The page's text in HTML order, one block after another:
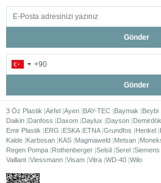
Gönder
Gönder
3 Öz Plastik Airfel Ayen BAY-TEC Baymak Beybi
Daikin Danfoss Daxom Daylux Dayson
Emir Plastik
ERG ESKA ETNA Grundfos Henkel
Kalde Karbosan KAS Magmaweld Metsan
Regen Pompa Rothenberger Selsil Serel Siemens
Vaillant Viessmann Visam Vitra WD-40 Wilo